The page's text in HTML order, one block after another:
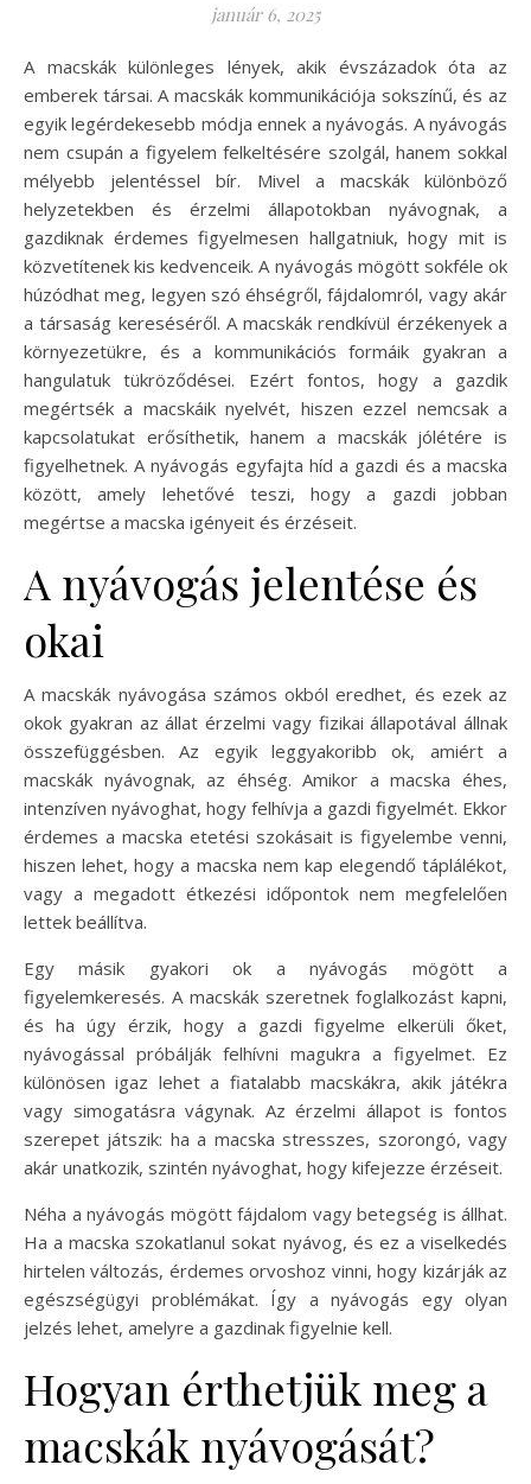
január 6, 2025
A macskák különleges lények, akik évszázadok óta az
emberek társai. A macskák kommunikációja sokszínű, és az
egyik legérdekesebb módja ennek a nyávogás. A nyávogás
nem csupán a figyelem felkeltésére szolgál, hanem sokkal
mélyebb jelentéssel bír. Mivel a macskák különböző
helyzetekben és érzelmi állapotokban nyávognak, a
gazdiknak érdemes figyelmesen hallgatniuk, hogy mit is
közvetítenek kis kedvenceik. A nyávogás mögött sokféle ok
húzódhat meg, legyen szó éhségről, fájdalomról, vagy akár
a társaság kereséséről. A macskák rendkívül érzékenyek a
környezetükre, és a kommunikációs formáik gyakran a
hangulatuk tükröződései. Ezért fontos, hogy a gazdik
megértsék a macskáik nyelvét, hiszen ezzel nemcsak a
kapcsolatukat erősíthetik, hanem a macskák jólétére is
figyelhetnek. A nyávogás egyfajta híd a gazdi és a macska
között, amely lehetővé teszi, hogy a gazdi jobban
megértse a macska igényeit és érzéseit.
A nyávogás jelentése és
okai
A macskák nyávogása számos okból eredhet, és ezek az
okok gyakran az állat érzelmi vagy fizikai állapotával állnak
összefüggésben. Az egyik leggyakoribb ok, amiért a
macskák nyávognak, az éhség. Amikor a macska éhes,
intenzíven nyávoghat, hogy felhívja a gazdi figyelmét. Ekkor
érdemes a macska etetési szokásait is figyelembe venni,
hiszen lehet, hogy a macska nem kap elegendő táplálékot,
vagy a megadott étkezési időpontok nem megfelelően
lettek beállítva.
Egy másik gyakori ok a nyávogás mögött a
figyelemkeresés. A macskák szeretnek foglalkozást kapni,
és ha úgy érzik, hogy a gazdi figyelme elkerüli őket,
nyávogással próbálják felhívni magukra a figyelmet. Ez
különösen igaz lehet a fiatalabb macskákra, akik játékra
vagy simogatásra vágynak. Az érzelmi állapot is fontos
szerepet játszik: ha a macska stresszes, szorongó, vagy
akár unatkozik, szintén nyávoghat, hogy kifejezze érzéseit.
Néha a nyávogás mögött fájdalom vagy betegség is állhat.
Ha a macska szokatlanul sokat nyávog, és ez a viselkedés
hirtelen változás, érdemes orvoshoz vinni, hogy kizárják az
egészségügyi problémákat. Így a nyávogás egy olyan
jelzés lehet, amelyre a gazdinak figyelnie kell.
Hogyan érthetjük meg a
macskák nyávogását?